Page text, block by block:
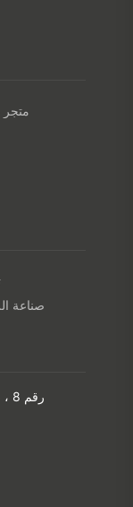
متجر
صناعة
Add: 1-5f ، رقم 8 ، جنوب الطريق ، مدينة شيامن ، الصين